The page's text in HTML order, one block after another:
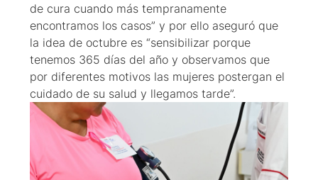
de cura cuando más tempranamente
encontramos los casos” y por ello aseguró que
la idea de octubre es “sensibilizar porque
tenemos 365 días del año y observamos que
por diferentes motivos las mujeres postergan el
cuidado de su salud y llegamos tarde”.